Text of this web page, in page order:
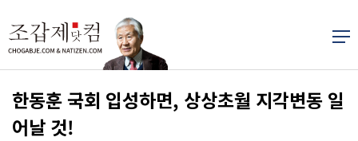
한동훈 국회 입성하면, 상상초월 지각변동 일
어날 것!